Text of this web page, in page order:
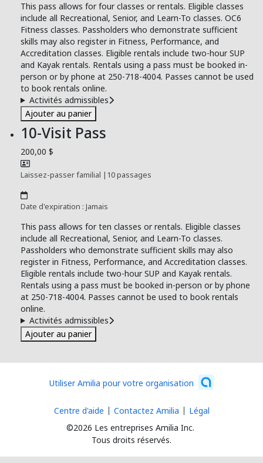
This pass allows for four classes or rentals. Eligible classes
include all Recreational, Senior, and Learn-To classes. OC6
Fitness classes. Passholders who demonstrate sufficient
skills may also register in Fitness, Performance, and
Accreditation classes. Eligible rentals include two-hour SUP
and Kayak rentals. Rentals using a pass must be booked in-
person or by phone at 250-718-4004. Passes cannot be used
to book rentals online.
Activités admissibles
Ajouter au panier
10-Visit Pass
200,00 $
Laissez-passer familial | 10 passages
Date d'expiration : Jamais
This pass allows for ten classes or rentals. Eligible classes
include all Recreational, Senior, and Learn-To classes.
Passholders who demonstrate sufficient skills may also
register in Fitness, Performance, and Accreditation classes.
Eligible rentals include two-hour SUP and Kayak rentals.
Rentals using a pass must be booked in-person or by phone
at 250-718-4004. Passes cannot be used to book rentals
online.
Activités admissibles
Ajouter au panier
Utiliser Amilia pour votre organisation
©2026 Les entreprises Amilia Inc.
Tous droits réservés.
Centre d'aide Contactez Amilia Légal